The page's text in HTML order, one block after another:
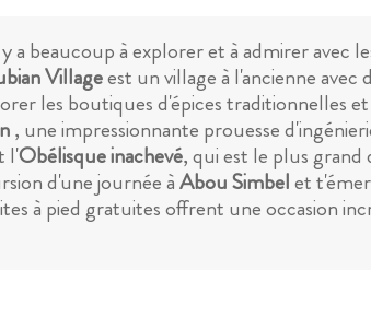
beaucoup à explorer et à admirer avec
Villageest un village à l'ancienne avec
les boutiques d'épices traditionnelles
, une impressionnante prouesse
l'Obélisque inachevé, qui est le plus
d'une journée àAbou Simbelet
à pied gratuites offrent une occasion